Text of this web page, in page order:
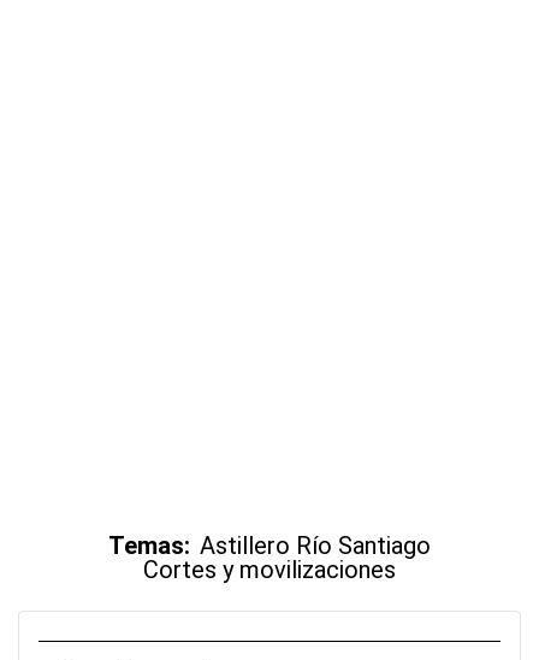
Temas: Astillero Río Santiago
Cortes y movilizaciones